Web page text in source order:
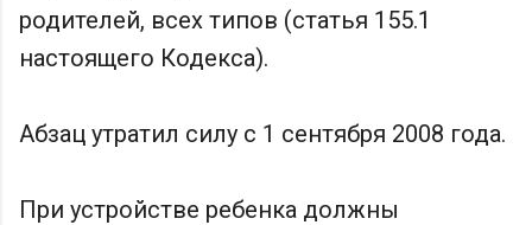
родителей, всех типов (статья 155.1
настоящего Кодекса).
Абзац утратил силу с 1 сентября 2008 года.
При устройстве ребенка должны